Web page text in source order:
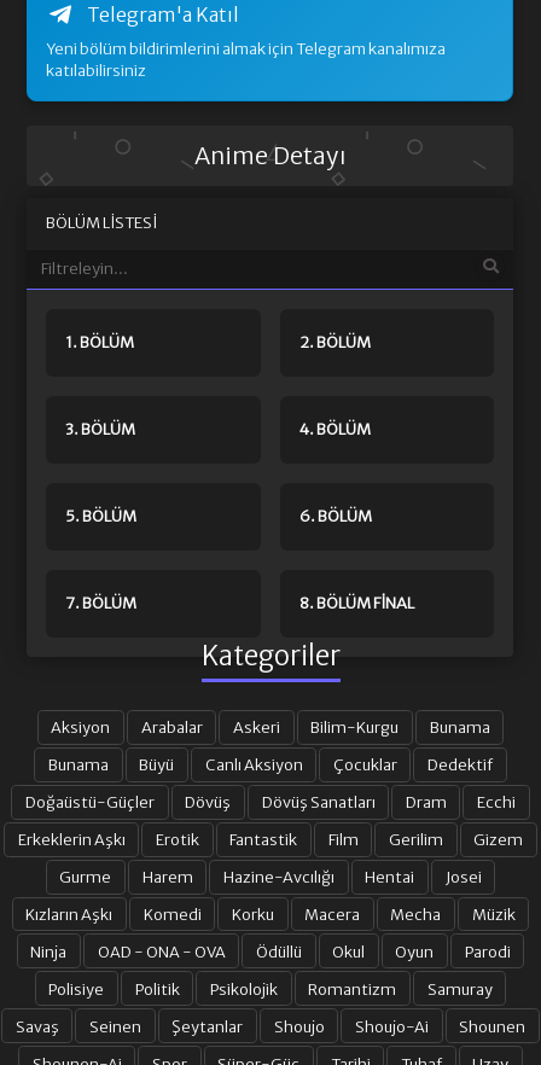
Telegram'a Katıl
Yeni bölüm bildirimlerini almak için Telegram kanalımıza
katılabilirsiniz
Anime Detayı
BÖLÜM LISTESI
1. BÖLÜM 2. BÖLÜM
3. BÖLÜM 4. BÖLÜM
5. BÖLÜM 6. BÖLÜM
7. BÖLÜM 8. BÖLÜM FINAL
Kategoriler
Aksiyon Arabalar Askeri Bilim-Kurgu
Bunama
Bunama
Büyü Canlı Aksiyon Çocuklar
Dedektif
Doğaüstü-Güçler
Dövüş Dövüş Sanatları Dram
Ecchi
Erkeklerin Aşkı
Erotik Fantastik Film Gerilim
Gizem
Gurme
Harem Hazine-Avcılığı Hentai
Josei
Kızların Aşkı
Komedi Korku Macera Mecha
Müzik
Ninja
OAD - ONA - OVA Ödüllü Okul Oyun
Parodi
Polisiye
Politik Psikolojik Romantizm
Samuray
Savaş
Seinen Şeytanlar Shoujo Shoujo-Ai
Shounen